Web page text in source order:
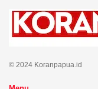
© 2024 Koranpapua.id